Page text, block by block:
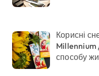
Корисні
Millennium
способу